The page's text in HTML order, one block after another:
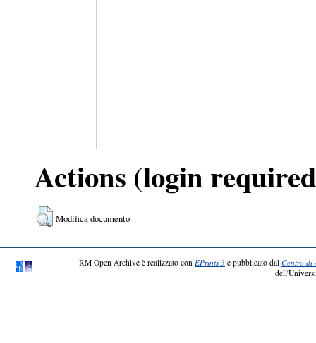
Actions (login
Modifica documento
RM Open Archive è realizzato con EPrints 3 e pubblicato dal Centro di